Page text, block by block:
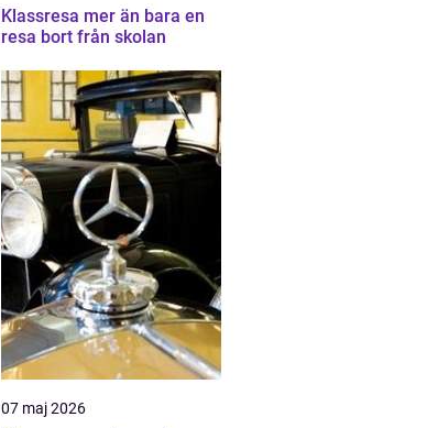
Klassresa mer än bara en
resa bort från skolan
07 maj 2026